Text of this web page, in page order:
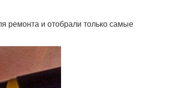
ремонта и отобрали только самые